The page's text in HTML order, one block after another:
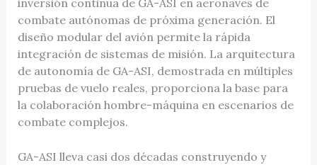
combate autónomas de próxima generación. El
diseño modular del avión permite la rápida
integración de sistemas de misión. La arquitectura
de autonomía de GA-ASI, demostrada en múltiples
pruebas de vuelo reales, proporciona la base para
la colaboración hombre-máquina en escenarios de
combate complejos.
GA-ASI lleva casi dos décadas construyendo y